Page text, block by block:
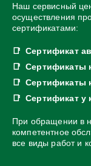
Наш сервисный
осуществления
сертификатами:
Сертификат
Сертификаты
Сертификаты
Сертификат у
При обращении в
компетентное
все виды работ и